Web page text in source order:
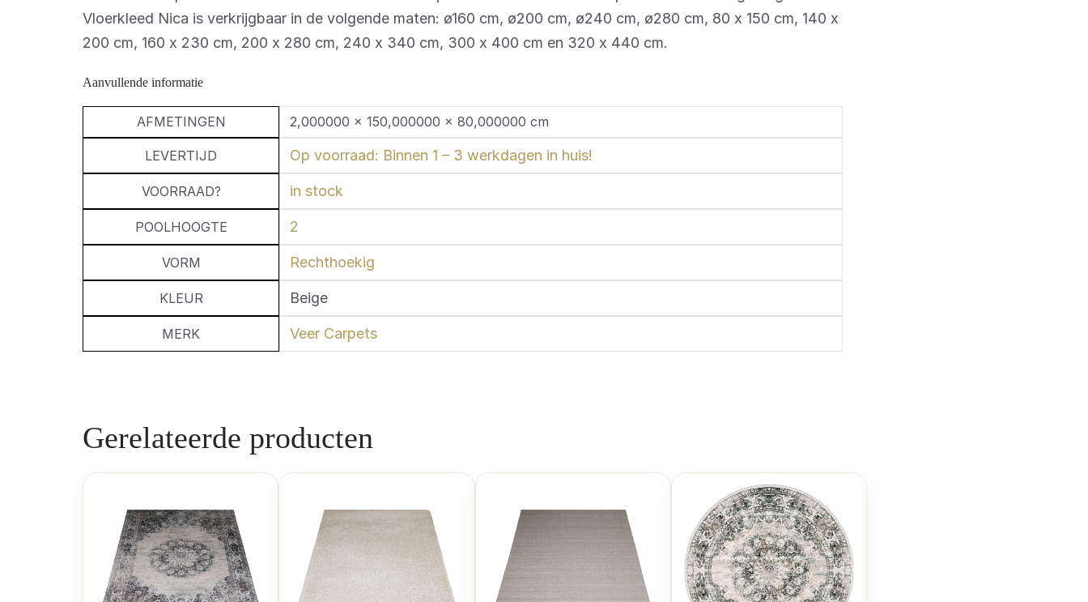
Vloerkleed Nica is verkrijgbaar in de volgende maten: ø160 cm, ø200 cm, ø240 cm, ø280 cm, 80 x 150 cm, 140 x
200 cm, 160 x 230 cm, 200 x 280 cm, 240 x 340 cm, 300 x 400 cm en 320 x 440 cm.
Aanvullende informatie
AFMETINGEN 2,000000 × 150,000000 × 80,000000 cm
LEVERTIJD Op voorraad: Binnen 1 – 3 werkdagen in huis!
VOORRAAD? in stock
POOLHOOGTE 2
VORM Rechthoekig
KLEUR Beige
MERK Veer Carpets
Gerelateerde producten